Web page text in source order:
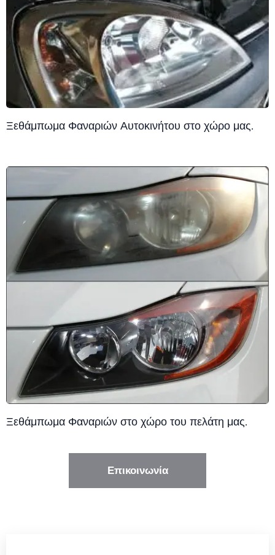
Ξεθάμπωμα Φαναριών Αυτοκινήτου στο χώρο μας.
Ξεθάμπωμα Φαναριών στο χώρο του πελάτη μας.
Επικοινωνία